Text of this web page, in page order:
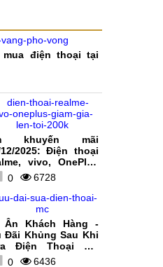
điện thoại tại
khuyến mãi
12/2025: Điện thoại
vivo, OnePlus
giá lên tới 200K
0 6728
Ân Khách Hàng -
Đãi Khủng Sau Khi
Điện Thoại Tại
0 6436